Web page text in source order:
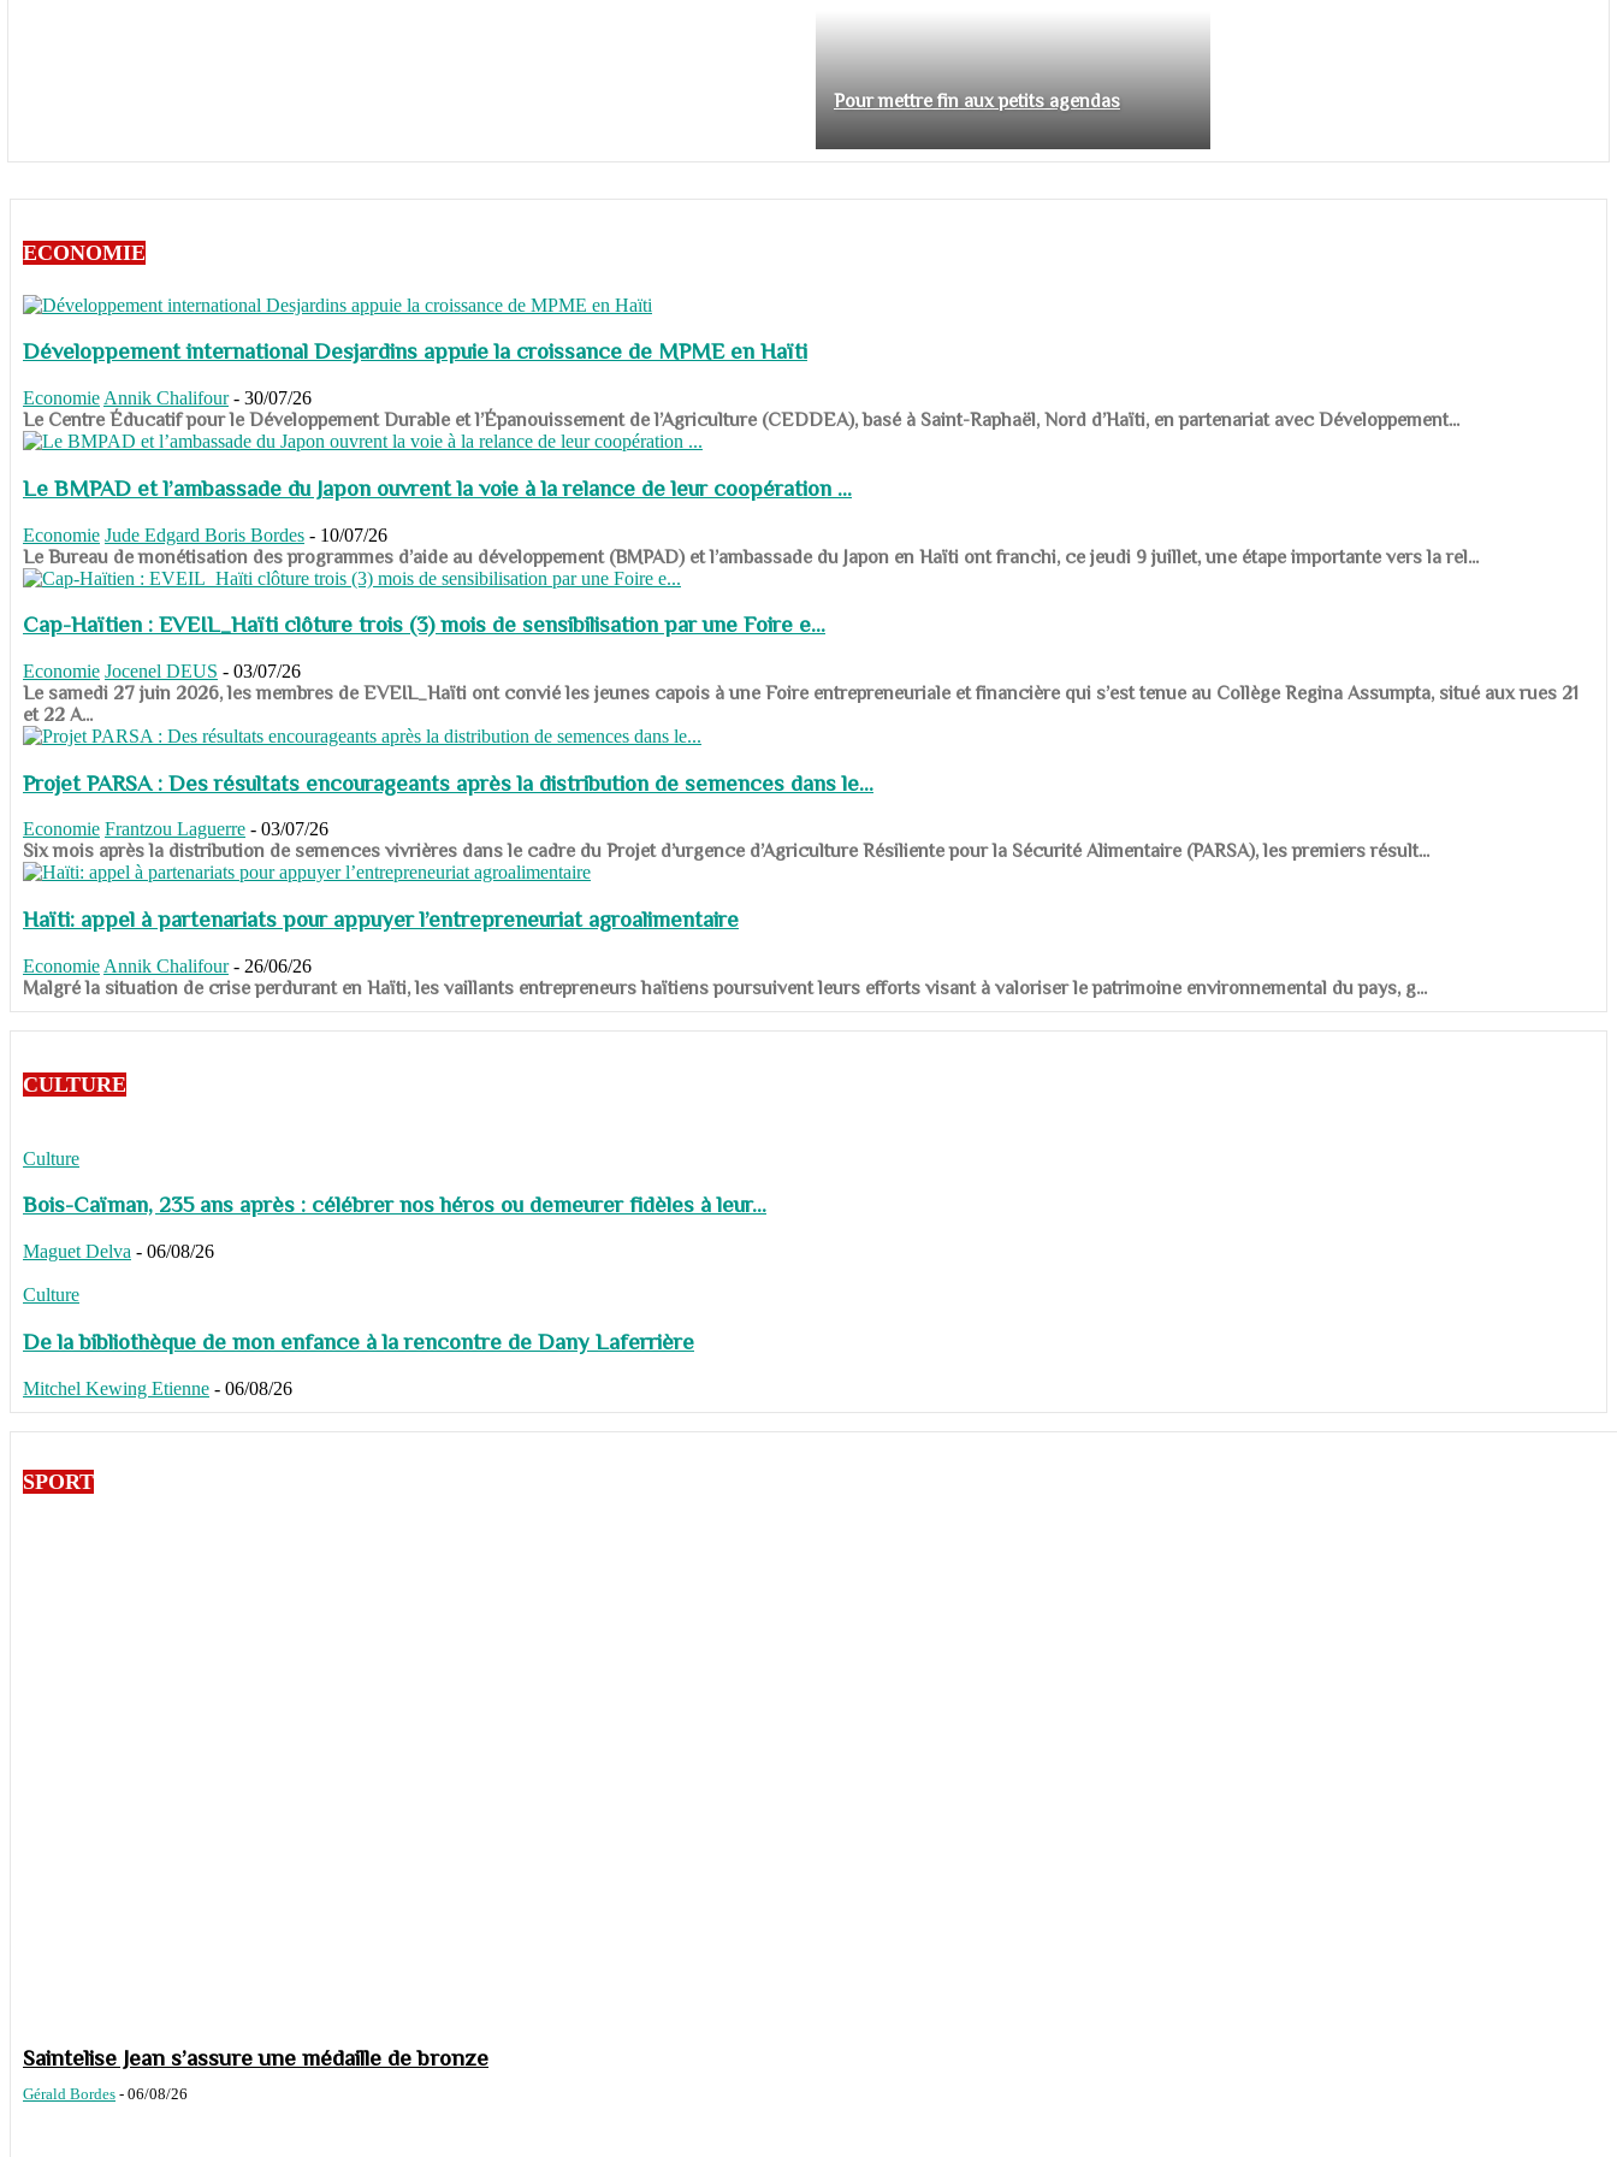
Pour mettre fin aux petits agendas
ECONOMIE
Développement international Desjardins appuie la croissance de MPME en Haïti
Economie Annik Chalifour - 30/07/26
​​​​​​​Le Centre Éducatif pour le Développement Durable et l’Épanouissement de l’Agriculture (CEDDEA), basé à Saint-Raphaël, Nord d’Haïti, en partenariat avec Développement...
Le BMPAD et l’ambassade du Japon ouvrent la voie à la relance de leur coopération ...
Economie Jude Edgard Boris Bordes - 10/07/26
​​​​​​​Le Bureau de monétisation des programmes d’aide au développement (BMPAD) et l’ambassade du Japon en Haïti ont franchi, ce jeudi 9 juillet, une étape importante vers la rel...
Cap-Haïtien : EVEIL_Haïti clôture trois (3) mois de sensibilisation par une Foire e...
Economie Jocenel DEUS - 03/07/26
Le samedi 27 juin 2026, les membres de EVEIL_Haïti ont convié les jeunes capois à une Foire entrepreneuriale et financière qui s’est tenue au Collège Regina Assumpta, situé aux rues 21
et 22 A...
Projet PARSA : Des résultats encourageants après la distribution de semences dans le...
Economie Frantzou Laguerre - 03/07/26
​​​​​​​Six mois après la distribution de semences vivrières dans le cadre du Projet d’urgence d’Agriculture Résiliente pour la Sécurité Alimentaire (PARSA), les premiers résult...
Haïti: appel à partenariats pour appuyer l’entrepreneuriat agroalimentaire
Economie Annik Chalifour - 26/06/26
​​​​​​​Malgré la situation de crise perdurant en Haïti, les vaillants entrepreneurs haïtiens poursuivent leurs efforts visant à valoriser le patrimoine environnemental du pays, g...
CULTURE
Culture
Bois-Caïman, 235 ans après : célébrer nos héros ou demeurer fidèles à leur...
Maguet Delva - 06/08/26
Culture
De la bibliothèque de mon enfance à la rencontre de Dany Laferrière
Mitchel Kewing Etienne - 06/08/26
SPORT
Saintelise Jean s’assure une médaille de bronze
Gérald Bordes - 06/08/26